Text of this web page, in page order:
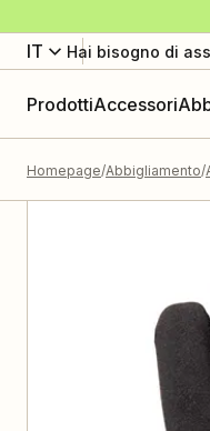
IT Hai bisogno di
ProdottiAccessori
Homepage Abbigliamento